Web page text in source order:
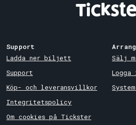
Support
Ladda ner biljett
Support
Köp- och leveransvillkor
Integritetspolicy
Om cookies på Tickster
Sälj
Logga